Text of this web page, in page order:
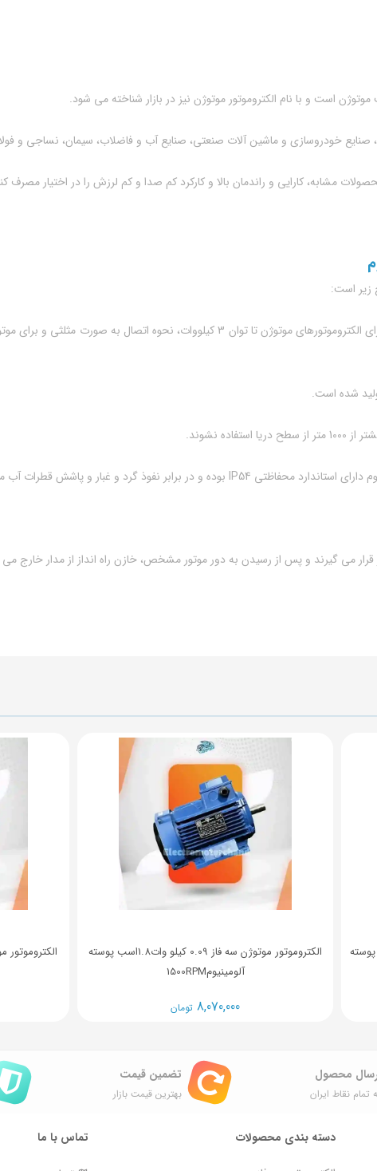
صنایع خودروسازی و ماشین آلات صنعتی، صنایع آب و فاضلاب، سیمان، نساجی و
مشابه، کارایی و راندمان بالا و کارکرد کم صدا و کم لرزش را در اختیار مصرف
می گیرند و پس از رسیدن به دور موتور مشخص، خازن راه انداز از مدار خارج
کیلو وات 1.12اسب پوسته
الکتروموتور موتوژن سه فاز 0.09 کیلو وات1.8اسب پوسته
آلومینیوم1500RPM
8,070,000 تومان
محصول
تمام نقاط ایران
تضمین قیمت
بهترین قیمت بازار
دسته بندی محصولات تماس با ما